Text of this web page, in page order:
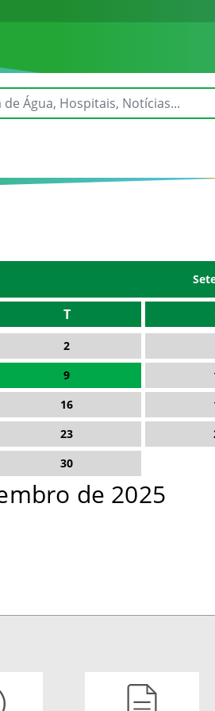
T
2
9
16
23
30
de 2025